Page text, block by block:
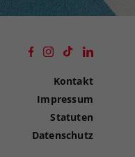
Kontakt
Impressum
Statuten
Datenschutz